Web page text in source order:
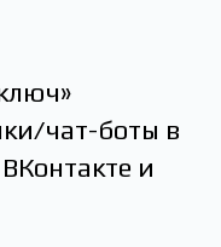
чат-боты в
и